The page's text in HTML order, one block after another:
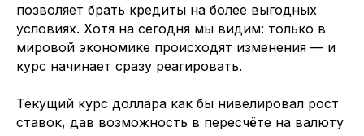
позволяет брать кредиты на более выгодных
условиях. Хотя на сегодня мы видим: только в
мировой экономике происходят изменения — и
курс начинает сразу реагировать.
Текущий курс доллара как бы нивелировал рост
ставок, дав возможность в пересчёте на валюту